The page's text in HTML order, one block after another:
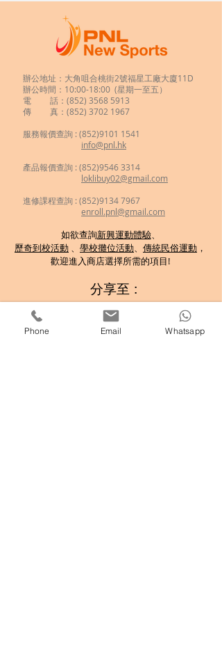
辦公地址：大角咀合桃街2號福星工廠大廈11D
辦公時間：10:00-18:00 (星期一至五）
電 話：(852) 3568 5913
傳 真：(852) 3702 1967
服務報價查詢 :(852)9101 1541
info@pnl.hk
產品報價查詢 : (852)9546 3314
loklibuy02@gmail.com
進修課程查詢 : (852)9134 7967
enroll.pnl@gmail.com
如欲查詢新興運動體驗、
歷奇到校活動 、 學校攤位活動、 傳統民俗運動 ，
歡迎進入商店選擇所需的項目!
分享至 :
Phone Email Whatsapp